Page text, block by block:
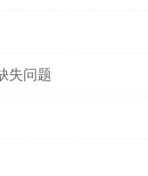
失问题